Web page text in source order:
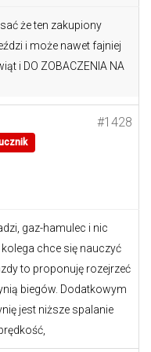
że ten zakupiony
i może nawet fajniej
i DO ZOBACZENIA NA
#1428
gaz-hamulec i nic
kolega chce się nauczyć
to proponuję rozejrzeć
biegów. Dodatkowym
jest niższe spalanie